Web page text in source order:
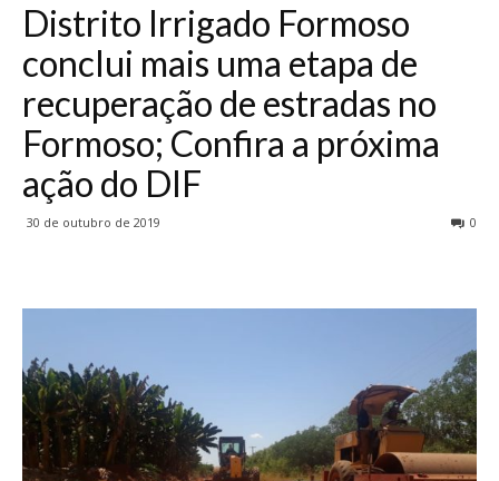
Distrito Irrigado Formoso
conclui mais uma etapa de
recuperação de estradas no
Formoso; Confira a próxima
ação do DIF
30 de outubro de 2019 0